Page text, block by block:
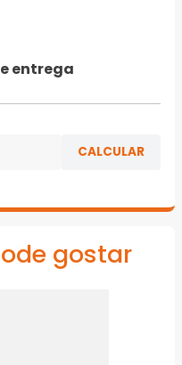
e transportar
em geral
entrega
gostar